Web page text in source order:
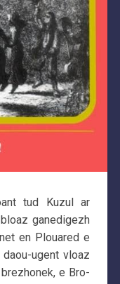
tud Kuzul ar
ganedigezh
en Plouared e
ugent vloaz
e Bro-